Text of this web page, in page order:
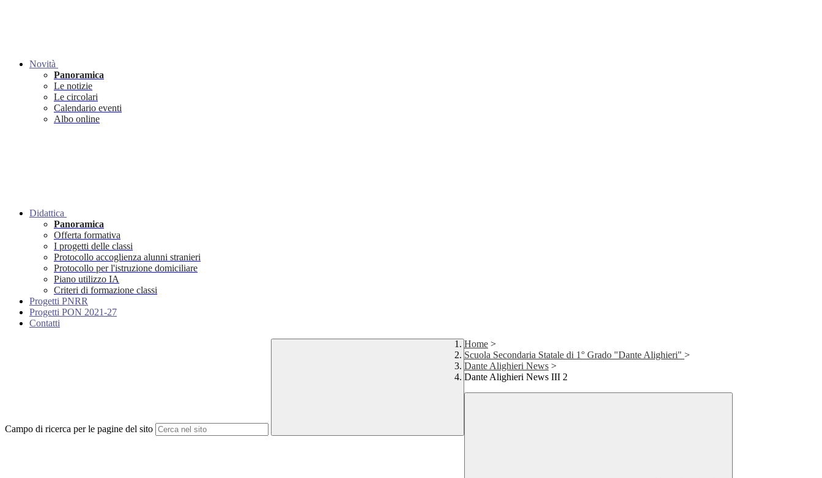
Novità
Panoramica
Le notizie
Le circolari
Calendario eventi
Albo online
Didattica
Panoramica
Offerta formativa
I progetti delle classi
Protocollo accoglienza alunni stranieri
Protocollo per l'istruzione domiciliare
Piano utilizzo IA
Criteri di formazione classi
Progetti PNRR
Progetti PON 2021-27
Contatti
Campo di ricerca per le pagine del sito
Home >
Scuola Secondaria Statale di 1° Grado "Dante Alighieri" >
Dante Alighieri News >
Dante Alighieri News III 2